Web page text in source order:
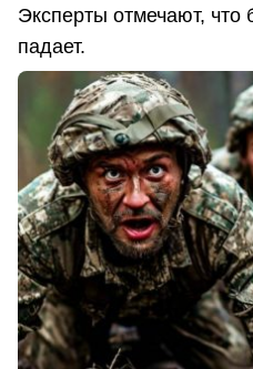
Эксперты отмечают, что
падает.